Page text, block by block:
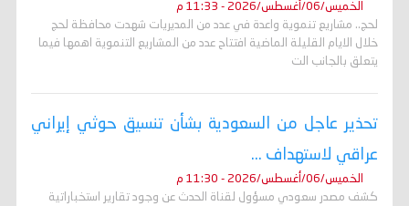
الخميس/06/أغسطس/2026 - 11:33 م
لحج.. مشاريع تنموية واعدة في عدد من المديريات شهدت محافظة لحج
خلال الايام القليلة الماضية افتتاح عدد من المشاريع التنموية اهمها فيما
يتعلق بالجانب الت
تحذير عاجل من السعودية بشأن تنسيق حوثي إيراني
عراقي لاستهداف ...
الخميس/06/أغسطس/2026 - 11:30 م
كشف مصدر سعودي مسؤول لقناة الحدث عن وجود تقارير استخباراتية